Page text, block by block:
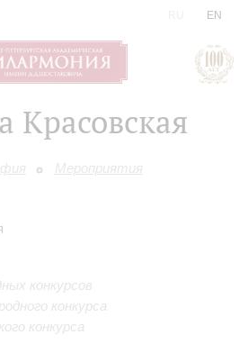
EN
Красовская
Мероприятия
конкурсов
конкурса
конкурса